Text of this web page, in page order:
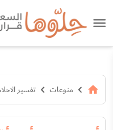
منوعات تفسير